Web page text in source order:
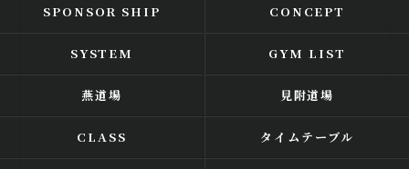
SPONSOR SHIP CONCEPT
SYSTEM GYM LIST
燕道場 見附道場
CLASS タイムテーブル